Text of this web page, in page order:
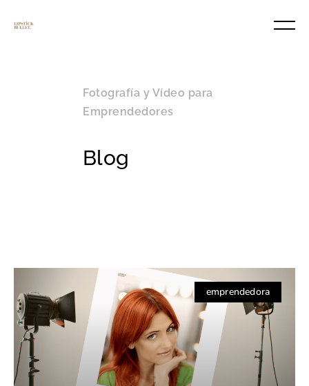
Fotografía y Vídeo para
Emprendedores
Blog
emprendedora